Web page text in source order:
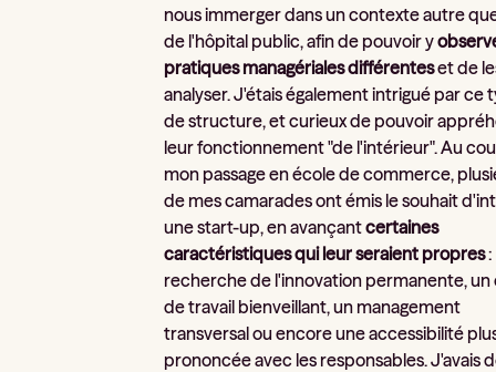
nous immerger dans un contexte autre
de l'hôpital public, afin de pouvoir y
pratiques managériales différenteset de
analyser. J'étais également intrigué par ce
de structure, et curieux de pouvoir
leur fonctionnement "de l'intérieur". Au
mon passage en école de commerce,
de mes camarades ont émis le souhait
une start-up, en avançantcertaines
caractéristiques qui leur seraient propres:
recherche de l'innovation permanente, un
de travail bienveillant, un management
transversal ou encore une accessibilité
prononcée avec les responsables. J'avais